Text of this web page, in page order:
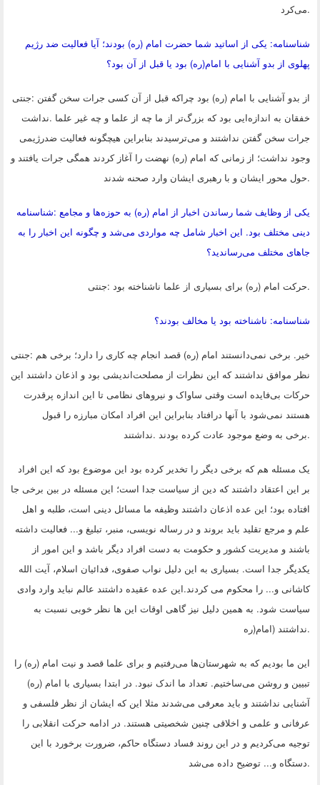
می‌کرد.
شناسنامه: یکی از اساتید شما حضرت امام (ره) بودند؛ آیا فعالیت ضد رژیم
پهلوی از بدو آشنایی با امام(ره) بود یا قبل از آن بود؟
جنتی: از بدو آشنایی با امام (ره) بود چراکه قبل از آن کسی جرات سخن گفتن
نداشت. خفقان به اندازه‌ایی بود که بزرگ‌تر از ما چه از علما و چه غیر علما
جرات سخن گفتن نداشتند و می‌ترسیدند بنابراین هیچگونه فعالیت ضدرژیمی
وجود نداشت؛ از زمانی که امام (ره) نهضت را آغاز کردند همگی جرات یافتند و
حول محور ایشان و با رهبری ایشان وارد صحنه شدند.
شناسنامه: یکی از وظایف شما رساندن اخبار از امام (ره) به حوزه‌ها و مجامع
دینی مختلف بود. این اخبار شامل چه مواردی می‌شد و چگونه این اخبار را به
جاهای مختلف می‌رساندید؟
جنتی: حرکت امام (ره) برای بسیاری از علما ناشناخته بود.
شناسنامه: ناشناخته بود یا مخالف بودند؟
جنتی: خیر. برخی نمی‌دانستند امام (ره) قصد انجام چه کاری را دارد؛ برخی هم
نظر موافق نداشتند که این نظرات از مصلحت‌اندیشی بود و اذعان داشتند این
حرکات بی‌فایده است وقتی ساواک و نیروهای نظامی تا این اندازه پرقدرت
هستند نمی‌شود با آنها درافتاد بنابراین این افراد امکان مبارزه را قبول
نداشتند. برخی به وضع موجود عادت کرده بودند.
یک مسئله هم که برخی دیگر را تخدیر کرده بود این موضوع بود که این افراد
بر این اعتقاد داشتند که دین از سیاست جدا است؛ این مسئله در بین برخی جا
افتاده بود؛ این عده اذعان داشتند وظیفه ما مسائل دینی است، طلبه و اهل
علم و مرجع تقلید باید بروند و در رساله نویسی، منبر، تبلیغ و... فعالیت داشته
باشند و مدیریت کشور و حکومت به دست افراد دیگر باشد و این امور از
یکدیگر جدا است. بسیاری به این دلیل نواب صفوی، فدائیان اسلام، آیت الله
کاشانی و... را محکوم می کردند.این عده عقیده داشتند عالم نباید وارد وادی
سیاست شود. به همین دلیل نیز گاهی اوقات این ها نظر خوبی نسبت به
امام(ره) نداشتند.
این ما بودیم که به شهرستان‌ها می‌رفتیم و برای علما قصد و نیت امام (ره) را
تبیین و روشن می‌ساختیم. تعداد ما اندک نبود. در ابتدا بسیاری با امام (ره)
آشنایی نداشتند و باید معرفی می‌شدند مثلا این که ایشان از نظر فلسفی و
عرفانی و علمی و اخلاقی چنین شخصیتی هستند. در ادامه حرکت انقلابی را
توجیه می‌کردیم و در این روند فساد دستگاه حاکم، ضرورت برخورد با این
دستگاه و... توضیح داده می‌شد.